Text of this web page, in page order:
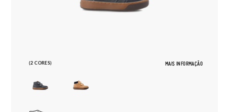
(2 CORES) MAIS INFORMAÇÃO